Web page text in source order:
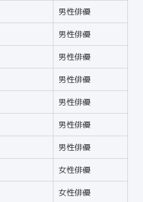
男性俳優
男性俳優
男性俳優
男性俳優
男性俳優
男性俳優
男性俳優
女性俳優
女性俳優